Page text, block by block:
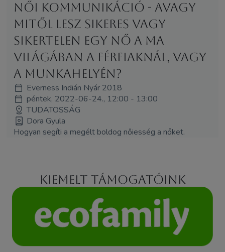
Női Kommunikáció - avagy
mitől lesz sikeres vagy
sikertelen egy nő a ma
világában a férfiaknál, vagy
a munkahelyén?
Everness Indián Nyár 2018
péntek, 2022-06-24., 12:00 - 13:00
TUDATOSSÁG
Dora Gyula
Hogyan segíti a megélt boldog nőiesség a nőket.
Kiemelt támogatóink